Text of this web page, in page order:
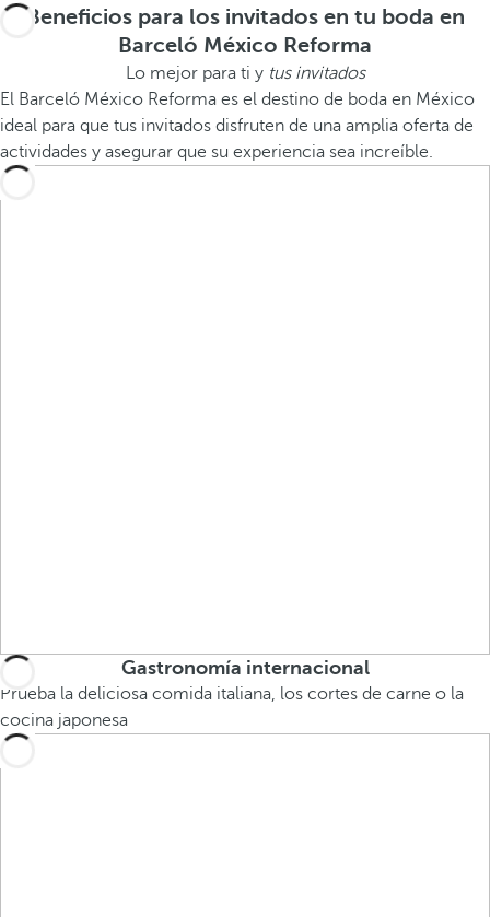
Beneficios para los invitados en tu boda en
Barceló México Reforma
Lo mejor para ti y tus invitados
El Barceló México Reforma es el destino de boda en México
ideal para que tus invitados disfruten de una amplia oferta de
actividades y asegurar que su experiencia sea increíble.
Gastronomía internacional
Prueba la deliciosa comida italiana, los cortes de carne o la
cocina japonesa